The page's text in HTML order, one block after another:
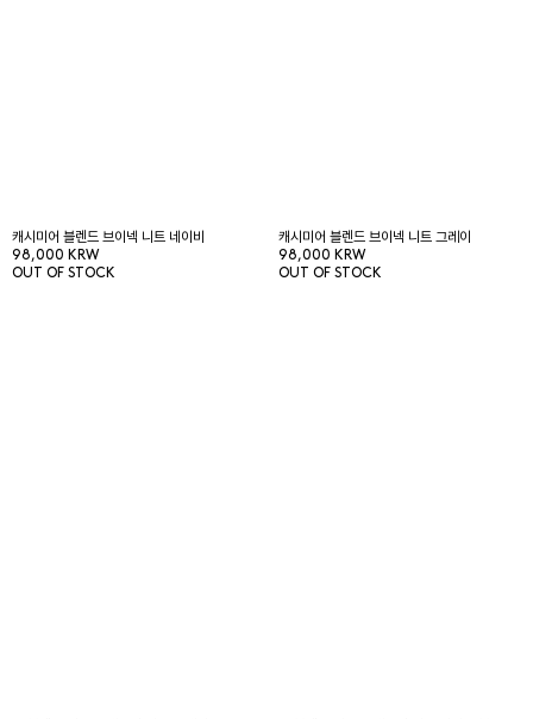
캐시미어 블렌드 브이넥 니트 네이비
98,000 KRW
OUT OF STOCK
캐시미어 블렌드 브이넥 니트 그레이
98,000 KRW
OUT OF STOCK